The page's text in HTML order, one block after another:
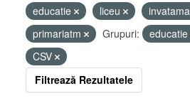
educatie
liceu
primariatm
Grupuri: educatie
CSV
Filtrează Rezultatele